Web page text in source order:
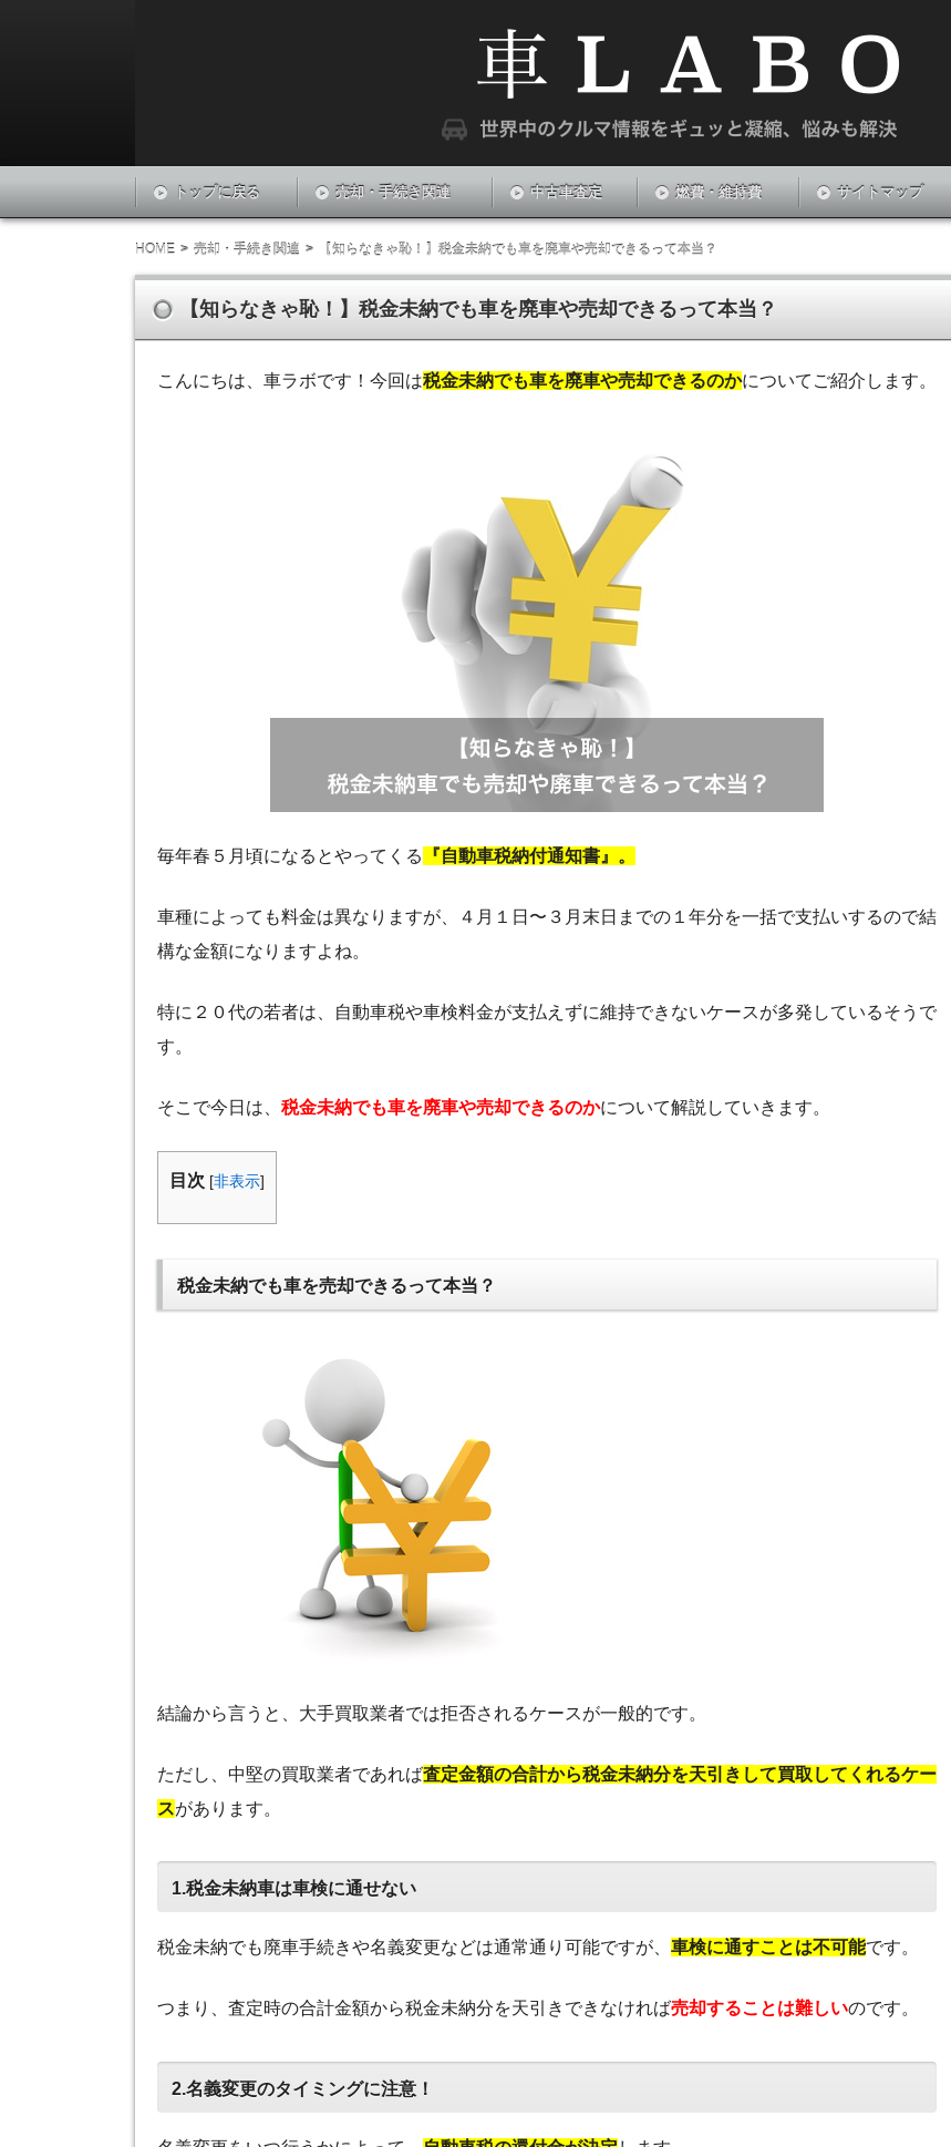
トップに戻る 売却・手続き関連 中古車査定 燃費・維持費 サイトマップ
HOME 売却・手続き関連 【知らなきゃ恥！】税金未納でも車を廃車や売却できるって本当？
【知らなきゃ恥！】税金未納でも車を廃車や売却できるって本当？
こんにちは、車ラボです！今回は税金未納でも車を廃車や売却できるのかについてご紹介します。
毎年春５月頃になるとやってくる 『自動車税納付通知書』。
車種によっても料金は異なりますが、４月１日〜３月末日までの１年分を一括で支払いするので結
構な金額になりますよね。
特に２０代の若者は、自動車税や車検料金が支払えずに維持できないケースが多発しているそうで
す。
そこで今日は、 税金未納でも車を廃車や売却できるのかについて解説していきます。
目次 [非表示]
税金未納でも車を売却できるって本当？
結論から言うと、大手買取業者では拒否されるケースが一般的です。
ただし、中堅の買取業者であれば査定金額の合計から税金未納分を天引きして買取してくれるケー
スがあります。
1.税金未納車は車検に通せない
税金未納でも廃車手続きや名義変更などは通常通り可能ですが、 車検に通すことは不可能です。
つまり、査定時の合計金額から税金未納分を天引きできなければ売却することは難しいのです。
2.名義変更のタイミングに注意！